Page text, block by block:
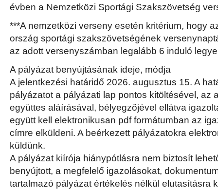
évben a Nemzetközi Sportági Szakszövetség
***A nemzetközi verseny esetén kritérium, hogy
ország sportági szakszövetségének
az adott versenyszámban legalább 6 induló
A pályázat benyújtásának ideje, módja
A jelentkezési határidő 2026. augusztus 15. A
pályázatot a pályázati lap pontos kitöltésével, az
együttes aláírásával, bélyegzőjével ellátva
együtt kell elektronikusan pdf formátumban az
címre elküldeni. A beérkezett pályázatokra
küldünk.
A pályázat kiírója hiánypótlásra nem biztosít
benyújtott, a megfelelő igazolásokat,
tartalmazó pályázat értékelés nélkül elutasításra